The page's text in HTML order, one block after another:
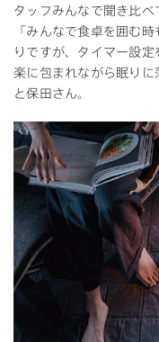
タッフみんなで聞き比べ
「みんなで食卓を囲む
りですが、タイマー設
楽に包まれながら眠りに
と保田さん。